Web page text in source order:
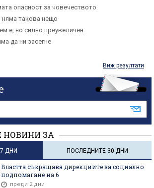
опасност за човечеството
такова нещо
е, но силно преувеличен
да ни засегне
Виж резултати
НОВИНИ ЗА
ДНИ ПОСЛЕДНИТЕ 30 ДНИ
Властта съкращава дирекциите за социално
подпомагане на 6
преди 2 дни